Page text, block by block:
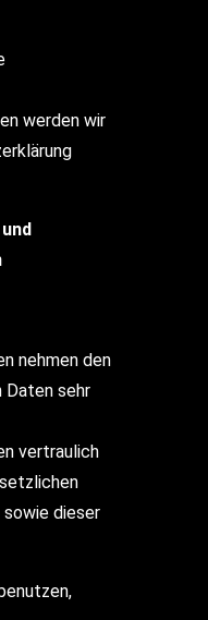
werden wir
nehmen den
Daten sehr
vertraulich
dieser